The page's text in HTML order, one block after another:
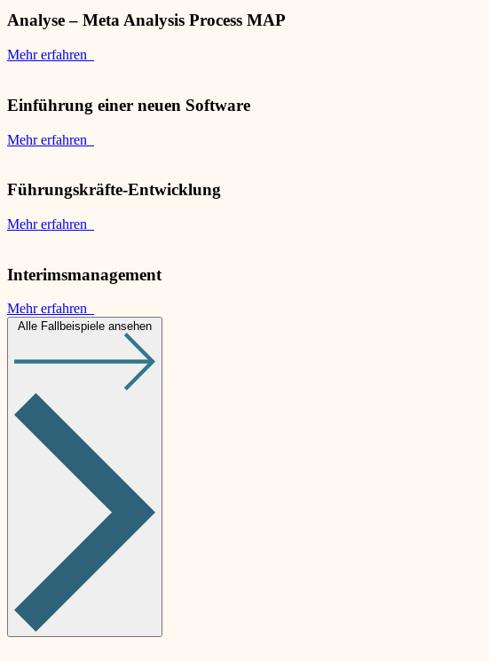
Analyse – Meta Analysis Process MAP
Mehr erfahren
Einführung einer neuen Software
Mehr erfahren
Führungskräfte-Entwicklung
Mehr erfahren
Interimsmanagement
Mehr erfahren
Alle Fallbeispiele ansehen